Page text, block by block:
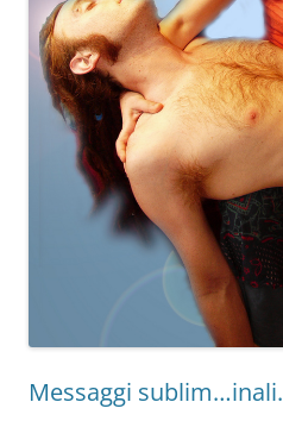
Messaggi sublim…inali.